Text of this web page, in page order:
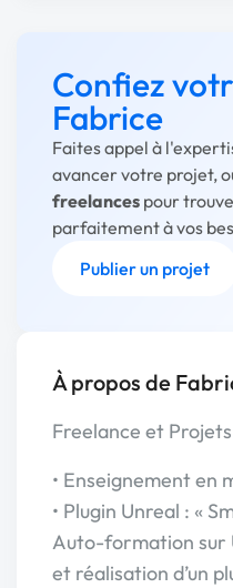
Confiez
Fabrice
Faites appel à
avancer votre projet,
freelances pour
parfaitement à vos
Publier un projet
À propos de
Freelance et
• Enseignement en
• Plugin Unreal : «
Auto-formation sur
et réalisation d’un